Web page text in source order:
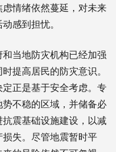
情绪依然蔓延，对未来
感到担忧。
当地防灾机构已经加强
提高居民的防灾意识。
正是基于安全考虑。专
不稳的区域，并储备必
震基础设施建设，以减
失。尽管地震暂时平